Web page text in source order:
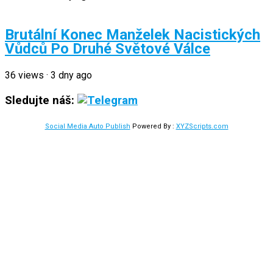
Brutální Konec Manželek Nacistických
Vůdců Po Druhé Světové Válce
36 views · 3 dny ago
Sledujte náš:
Social Media Auto Publish Powered By : XYZScripts.com